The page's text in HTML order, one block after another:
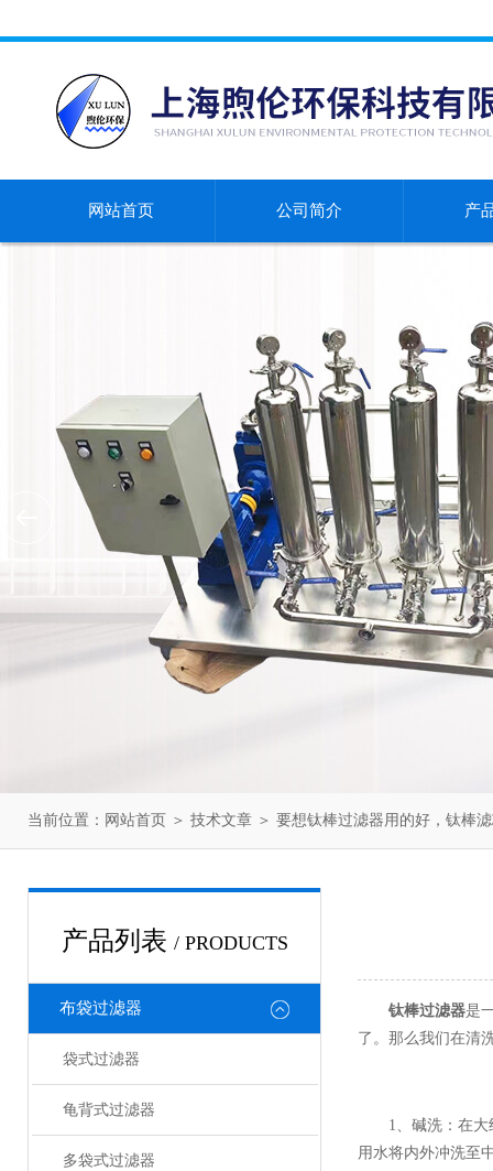
网站首页 公司简介 产
当前位置： 网站首页 ＞ 技术文章 ＞ 要想钛棒过滤器用的好，钛棒
产品列表 / PRODUCTS
布袋过滤器
袋式过滤器
龟背式过滤器
多袋式过滤器
钛棒过滤器是
了。那么我们在清
1、碱洗：在大约
用水将内外冲洗至